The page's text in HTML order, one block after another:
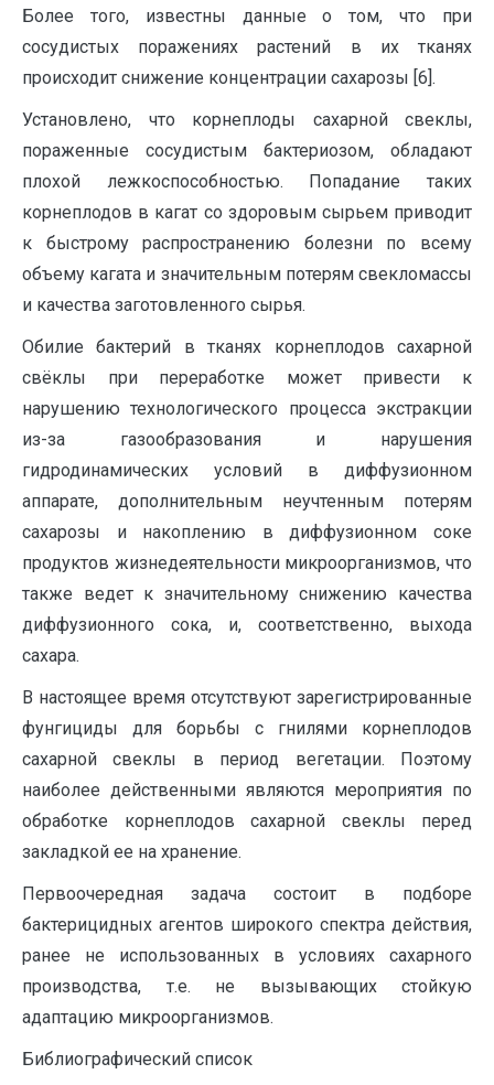
Более того, известны данные о том, что при
сосудистых поражениях растений в их тканях
происходит снижение концентрации сахарозы [6].
Установлено, что корнеплоды сахарной свеклы,
пораженные сосудистым бактериозом, обладают
плохой лежкоспособностью. Попадание таких
корнеплодов в кагат со здоровым сырьем приводит
к быстрому распространению болезни по всему
объему кагата и значительным потерям свекломассы
и качества заготовленного сырья.
Обилие бактерий в тканях корнеплодов сахарной
свёклы при переработке может привести к
нарушению технологического процесса экстракции
из-за газообразования и нарушения
гидродинамических условий в диффузионном
аппарате, дополнительным неучтенным потерям
сахарозы и накоплению в диффузионном соке
продуктов жизнедеятельности микроорганизмов, что
также ведет к значительному снижению качества
диффузионного сока, и, соответственно, выхода
сахара.
В настоящее время отсутствуют зарегистрированные
фунгициды для борьбы с гнилями корнеплодов
сахарной свеклы в период вегетации. Поэтому
наиболее действенными являются мероприятия по
обработке корнеплодов сахарной свеклы перед
закладкой ее на хранение.
Первоочередная задача состоит в подборе
бактерицидных агентов широкого спектра действия,
ранее не использованных в условиях сахарного
производства, т.е. не вызывающих стойкую
адаптацию микроорганизмов.
Библиографический список